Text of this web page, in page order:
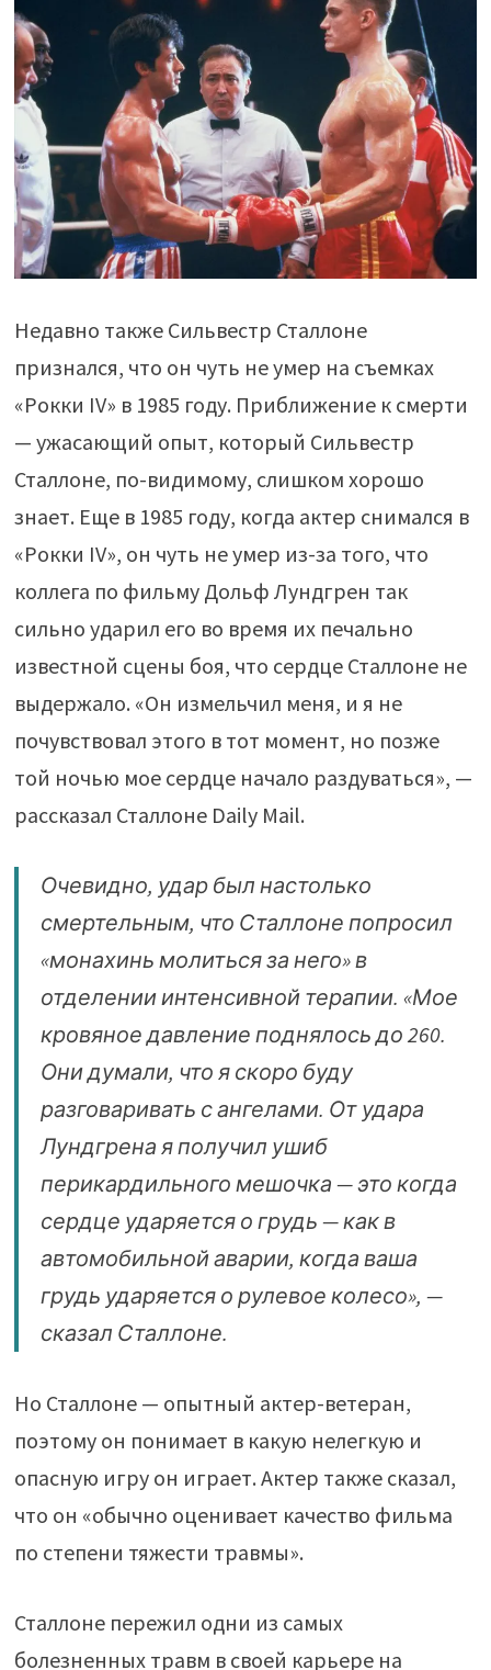
Недавно также Сильвестр Сталлоне
признался, что он чуть не умер на съемках
«Рокки IV» в 1985 году. Приближение к смерти
— ужасающий опыт, который Сильвестр
Сталлоне, по-видимому, слишком хорошо
знает. Еще в 1985 году, когда актер снимался в
«Рокки IV», он чуть не умер из-за того, что
коллега по фильму Дольф Лундгрен так
сильно ударил его во время их печально
известной сцены боя, что сердце Сталлоне не
выдержало. «Он измельчил меня, и я не
почувствовал этого в тот момент, но позже
той ночью мое сердце начало раздуваться», —
рассказал Сталлоне Daily Mail.
Очевидно, удар был настолько
смертельным, что Сталлоне попросил
«монахинь молиться за него» в
отделении интенсивной терапии. «Мое
кровяное давление поднялось до 260.
Они думали, что я скоро буду
разговаривать с ангелами. От удара
Лундгрена я получил ушиб
перикардильного мешочка — это когда
сердце ударяется о грудь — как в
автомобильной аварии, когда ваша
грудь ударяется о рулевое колесо», —
сказал Сталлоне.
Но Сталлоне — опытный актер-ветеран,
поэтому он понимает в какую нелегкую и
опасную игру он играет. Актер также сказал,
что он «обычно оценивает качество фильма
по степени тяжести травмы».
Сталлоне пережил одни из самых
болезненных травм в своей карьере на